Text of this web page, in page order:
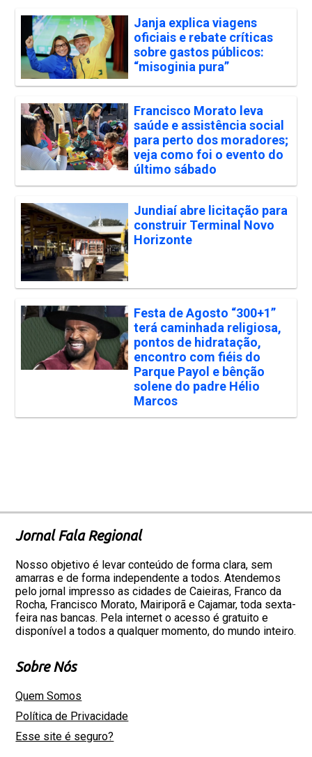
Janja explica viagens
oficiais e rebate críticas
sobre gastos públicos:
“misoginia pura”
Francisco Morato leva
saúde e assistência social
para perto dos moradores;
veja como foi o evento do
último sábado
Jundiaí abre licitação para
construir Terminal Novo
Horizonte
Festa de Agosto “300+1”
terá caminhada religiosa,
pontos de hidratação,
encontro com fiéis do
Parque Payol e bênção
solene do padre Hélio
Marcos
Jornal Fala Regional
Nosso objetivo é levar conteúdo de forma clara, sem
amarras e de forma independente a todos. Atendemos
pelo jornal impresso as cidades de Caieiras, Franco da
Rocha, Francisco Morato, Mairiporã e Cajamar, toda sexta-
feira nas bancas. Pela internet o acesso é gratuito e
disponível a todos a qualquer momento, do mundo inteiro.
Sobre Nós
Quem Somos
Política de Privacidade
Esse site é seguro?